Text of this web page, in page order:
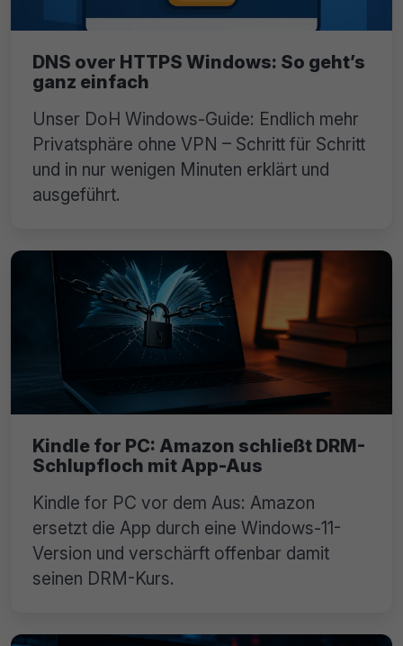
DNS over HTTPS Windows: So geht’s
ganz einfach
Unser DoH Windows-Guide: Endlich mehr
Privatsphäre ohne VPN – Schritt für Schritt
und in nur wenigen Minuten erklärt und
ausgeführt.
Kindle for PC: Amazon schließt DRM-
Schlupfloch mit App-Aus
Kindle for PC vor dem Aus: Amazon
ersetzt die App durch eine Windows-11-
Version und verschärft offenbar damit
seinen DRM-Kurs.